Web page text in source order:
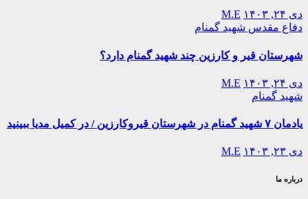
دی ۲۴, ۱۴۰۳
M.E
دفاع مقدس شهید گمنام
شهرستان قیر و کارزین چند شهید گمنام دارد؟
دی ۲۴, ۱۴۰۳
M.E
شهید گمنام
یادمان ۷ شهید گمنام در شهرستان قیروکارزین / در کمیل مدیا ببینید
دی ۲۳, ۱۴۰۳ M.E
درباره ما